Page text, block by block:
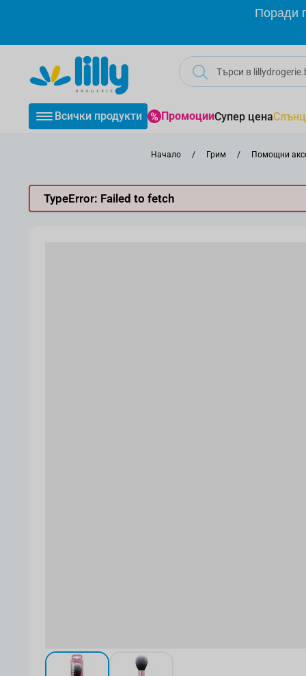
Поради
Всички продукти ПромоцииСупер цена
Начало / Грим / Помощни
TypeError: Failed to fetch
View larger imageView larger image